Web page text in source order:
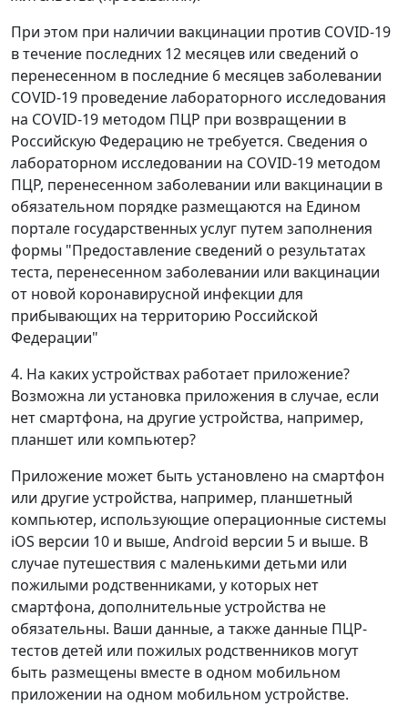
При этом при наличии вакцинации против COVID-19
в течение последних 12 месяцев или сведений о
перенесенном в последние 6 месяцев заболевании
COVID-19 проведение лабораторного исследования
на COVID-19 методом ПЦР при возвращении в
Российскую Федерацию не требуется. Сведения о
лабораторном исследовании на COVID-19 методом
ПЦР, перенесенном заболевании или вакцинации в
обязательном порядке размещаются на Едином
портале государственных услуг путем заполнения
формы "Предоставление сведений о результатах
теста, перенесенном заболевании или вакцинации
от новой коронавирусной инфекции для
прибывающих на территорию Российской
Федерации"
4. На каких устройствах работает приложение?
Возможна ли установка приложения в случае, если
нет смартфона, на другие устройства, например,
планшет или компьютер?
Приложение может быть установлено на смартфон
или другие устройства, например, планшетный
компьютер, использующие операционные системы
iOS версии 10 и выше, Android версии 5 и выше. В
случае путешествия с маленькими детьми или
пожилыми родственниками, у которых нет
смартфона, дополнительные устройства не
обязательны. Ваши данные, а также данные ПЦР-
тестов детей или пожилых родственников могут
быть размещены вместе в одном мобильном
приложении на одном мобильном устройстве.